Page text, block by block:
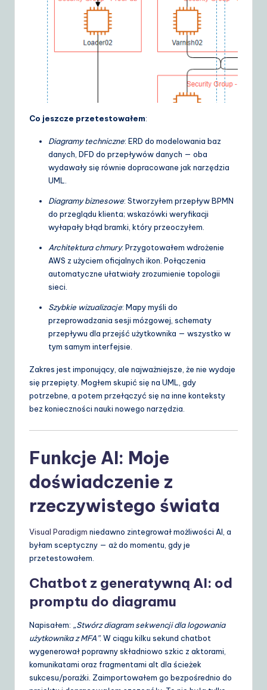
Co jeszcze przetestowałem:
Diagramy techniczne: ERD do modelowania baz
danych, DFD do przepływów danych — oba
wydawały się równie dopracowane jak narzędzia
UML.
Diagramy biznesowe: Stworzyłem przepływ BPMN
do przeglądu klienta; wskazówki weryfikacji
wyłapały błąd bramki, który przeoczyłem.
Architektura chmury: Przygotowałem wdrożenie
AWS z użyciem oficjalnych ikon. Połączenia
automatyczne ułatwiały zrozumienie topologii
sieci.
Szybkie wizualizacje: Mapy myśli do
przeprowadzania sesji mózgowej, schematy
przepływu dla przejść użytkownika — wszystko w
tym samym interfejsie.
Zakres jest imponujący, ale najważniejsze, że nie wydaje
się przepięty. Mogłem skupić się na UML, gdy
potrzebne, a potem przełączyć się na inne konteksty
bez konieczności nauki nowego narzędzia.
Funkcje AI: Moje
doświadczenie z
rzeczywistego świata
Visual Paradigm niedawno zintegrował możliwości AI, a
byłam sceptyczny — aż do momentu, gdy je
przetestowałem.
Chatbot z generatywną AI: od
promptu do diagramu
Napisałem: „Stwórz diagram sekwencji dla logowania
użytkownika z MFA”. W ciągu kilku sekund chatbot
wygenerował poprawny składniowo szkic z aktorami,
komunikatami oraz fragmentami alt dla ścieżek
sukcesu/porażki. Zaimportowałem go bezpośrednio do